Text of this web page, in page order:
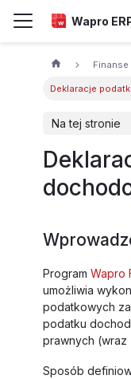
Wapro
Deklaracje
Na tej stronie
Program Wapro
umożliwia
podatkowych
podatku
prawnych (wraz
Sposób